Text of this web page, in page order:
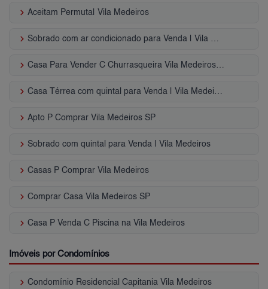
keyboard_arrow_right Aceitam Permuta| Vila Medeiros
keyboard_arrow_right
keyboard_arrow_right
keyboard_arrow_right
keyboard_arrow_right Apto P Comprar Vila Medeiros SP
keyboard_arrow_right Sobrado com quintal para Venda | Vila Medeiros
keyboard_arrow_right Casas P Comprar Vila Medeiros
keyboard_arrow_right Comprar Casa Vila Medeiros SP
keyboard_arrow_right Casa P Venda C Piscina na Vila Medeiros
Imóveis por Condomínios
keyboard_arrow_right Condomínio Residencial Capitania Vila Medeiros